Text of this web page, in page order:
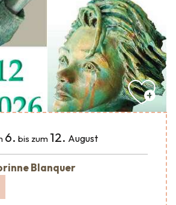
6. bis zum 12. August
Blanquer